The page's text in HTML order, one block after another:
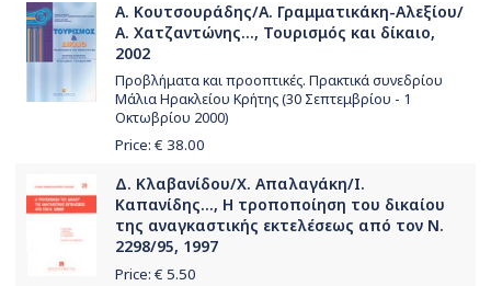
Α. Κουτσουράδης/Α. Γραμματικάκη-Αλεξίου/
Α. Χατζαντώνης..., Τουρισμός και δίκαιο,
2002
Προβλήματα και προοπτικές. Πρακτικά συνεδρίου
Μάλια Ηρακλείου Κρήτης (30 Σεπτεμβρίου - 1
Οκτωβρίου 2000)
Price: € 38.00
Δ. Κλαβανίδου/Χ. Απαλαγάκη/Ι.
Καπανίδης..., Η τροποποίηση του δικαίου
της αναγκαστικής εκτελέσεως από τον Ν.
2298/95, 1997
Price: € 5.50